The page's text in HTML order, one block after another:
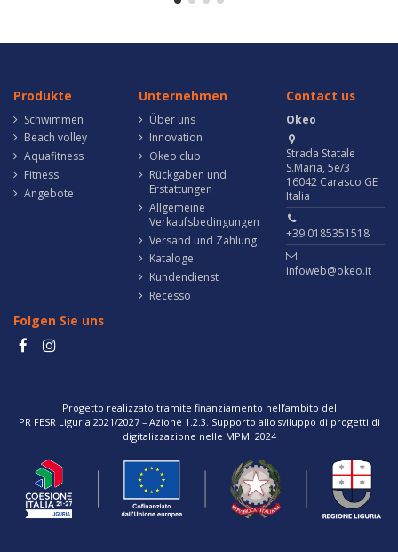
Produkte
Schwimmen
Beach volley
Aquafitness
Fitness
Angebote
Unternehmen
Über uns
Innovation
Okeo club
Rückgaben und
Erstattungen
Allgemeine
Verkaufsbedingungen
Versand und Zahlung
Kataloge
Kundendienst
Recesso
Contact us
Okeo
Strada Statale
S.Maria, 5e/3
16042 Carasco GE
Italia
+39 0185351518
infoweb@okeo.it
Folgen Sie uns
Progetto realizzato tramite finanziamento nell’ambito del
PR FESR Liguria 2021/2027 – Azione 1.2.3. Supporto allo sviluppo di progetti di
digitalizzazione nelle MPMI 2024